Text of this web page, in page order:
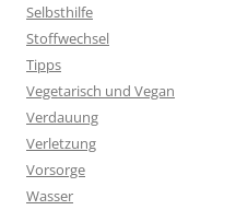
Selbsthilfe
Stoffwechsel
Tipps
Vegetarisch und Vegan
Verdauung
Verletzung
Vorsorge
Wasser